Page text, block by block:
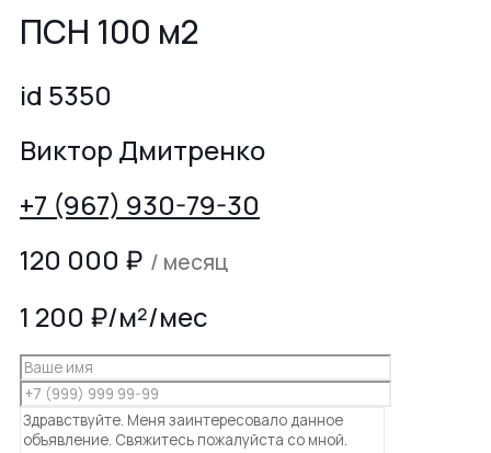
ПСН 100 м2
id 5350
Виктор Дмитренко
+7 (967) 930-79-30
120 000 ₽ / месяц
1 200 ₽/м²/мес